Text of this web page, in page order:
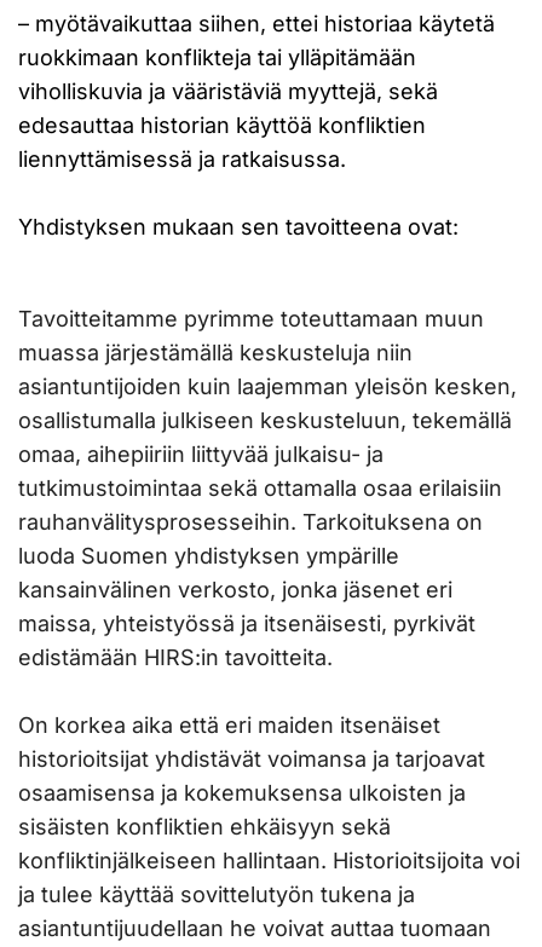
– myötävaikuttaa siihen, ettei historiaa käytetä
ruokkimaan konflikteja tai ylläpitämään
viholliskuvia ja vääristäviä myyttejä, sekä
edesauttaa historian käyttöä konfliktien
liennyttämisessä ja ratkaisussa.
Yhdistyksen mukaan sen tavoitteena ovat:
Tavoitteitamme pyrimme toteuttamaan muun
muassa järjestämällä keskusteluja niin
asiantuntijoiden kuin laajemman yleisön kesken,
osallistumalla julkiseen keskusteluun, tekemällä
omaa, aihepiiriin liittyvää julkaisu- ja
tutkimustoimintaa sekä ottamalla osaa erilaisiin
rauhanvälitysprosesseihin. Tarkoituksena on
luoda Suomen yhdistyksen ympärille
kansainvälinen verkosto, jonka jäsenet eri
maissa, yhteistyössä ja itsenäisesti, pyrkivät
edistämään HIRS:in tavoitteita.
On korkea aika että eri maiden itsenäiset
historioitsijat yhdistävät voimansa ja tarjoavat
osaamisensa ja kokemuksensa ulkoisten ja
sisäisten konfliktien ehkäisyyn sekä
konfliktinjälkeiseen hallintaan. Historioitsijoita voi
ja tulee käyttää sovittelutyön tukena ja
asiantuntijuudellaan he voivat auttaa tuomaan